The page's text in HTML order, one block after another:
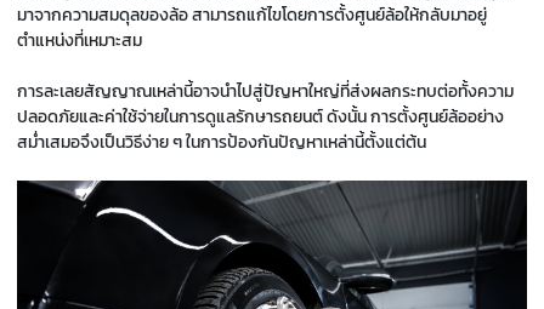
มาจากความสมดุลของล้อ สามารถแก้ไขโดยการตั้งศูนย์ล้อให้กลับมาอยู่
ตำแหน่งที่เหมาะสม
การละเลยสัญญาณเหล่านี้อาจนำไปสู่ปัญหาใหญ่ที่ส่งผลกระทบต่อทั้งความ
ปลอดภัยและค่าใช้จ่ายในการดูแลรักษารถยนต์ ดังนั้น การตั้งศูนย์ล้ออย่าง
สม่ำเสมอจึงเป็นวิธีง่าย ๆ ในการป้องกันปัญหาเหล่านี้ตั้งแต่ต้น